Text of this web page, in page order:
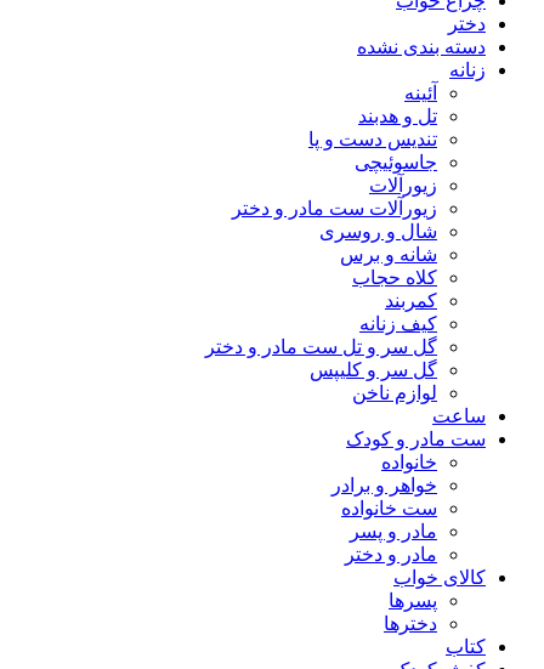
دختر
دسته بندی نشده
زنانه
آئینه
تل و هدبند
تندیس دست و پا
جاسوئیچی
زیورآلات
زیورآلات ست مادر و دختر
شال و روسری
شانه و برس
کلاه حجاب
کمربند
کیف زنانه
گل سر و تل ست مادر و دختر
گل سر و کلیپس
لوازم ناخن
ساعت
ست مادر و کودک
خانواده
خواهر و برادر
ست خانواده
مادر و پسر
مادر و دختر
کالای خواب
پسرها
دخترها
کتاب